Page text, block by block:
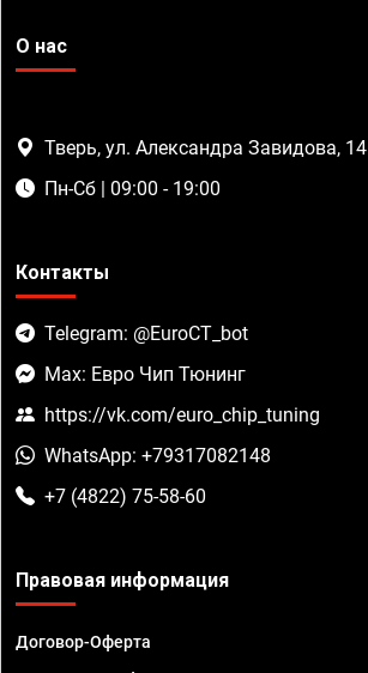
О нас
Тверь, ул. Александра Завидова, 14
Пн-Сб | 09:00 - 19:00
Контакты
Telegram: @EuroCT_bot
Max: Евро Чип Тюнинг
https://vk.com/euro_chip_tuning
WhatsApp: +79317082148
+7 (4822) 75-58-60
Правовая информация
Договор-Оферта